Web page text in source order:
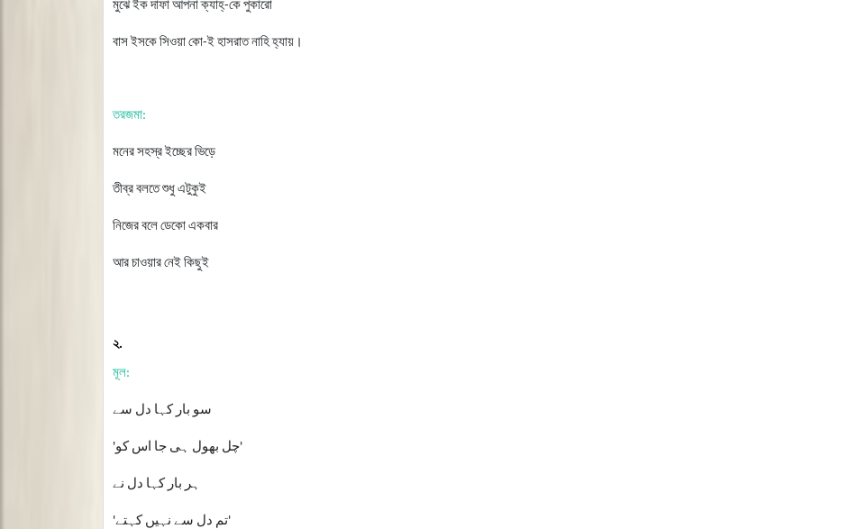
মুঝেইকদাফাআপনাক্যাহ্-কেপুকারো
বাসইসকেসিওয়াকো-ইহাসরাতনাহিহ্যায়।
তরজমা:
মনেরসহস্রইচ্ছেরভিড়ে
তীব্রবলতেশুধুএটুকুই
নিজেরবলেডেকোএকবার
আরচাওয়ারনেইকিছুই
২.
মূল:
سو بار کہا دل سے
'چل بھول ہی جا اس کو'
ہر بار کہا دل نے
'تم دل سے نہیں کہتے'